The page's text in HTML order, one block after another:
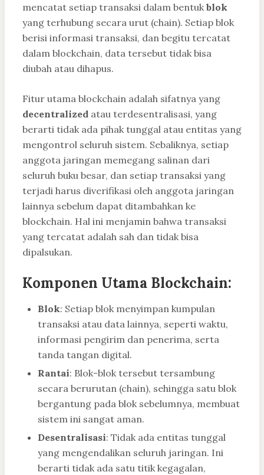
mencatat setiap transaksi dalam bentuk blok
yang terhubung secara urut (chain). Setiap blok
berisi informasi transaksi, dan begitu tercatat
dalam blockchain, data tersebut tidak bisa
diubah atau dihapus.
Fitur utama blockchain adalah sifatnya yang
decentralized atau terdesentralisasi, yang
berarti tidak ada pihak tunggal atau entitas yang
mengontrol seluruh sistem. Sebaliknya, setiap
anggota jaringan memegang salinan dari
seluruh buku besar, dan setiap transaksi yang
terjadi harus diverifikasi oleh anggota jaringan
lainnya sebelum dapat ditambahkan ke
blockchain. Hal ini menjamin bahwa transaksi
yang tercatat adalah sah dan tidak bisa
dipalsukan.
Komponen Utama Blockchain:
Blok: Setiap blok menyimpan kumpulan
transaksi atau data lainnya, seperti waktu,
informasi pengirim dan penerima, serta
tanda tangan digital.
Rantai: Blok-blok tersebut tersambung
secara berurutan (chain), sehingga satu blok
bergantung pada blok sebelumnya, membuat
sistem ini sangat aman.
Desentralisasi: Tidak ada entitas tunggal
yang mengendalikan seluruh jaringan. Ini
berarti tidak ada satu titik kegagalan,